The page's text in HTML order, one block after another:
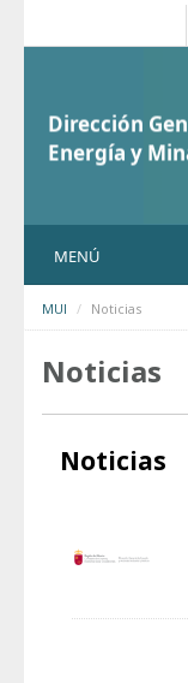
MENÚ
MUI Noticias
Noticias
Noticias